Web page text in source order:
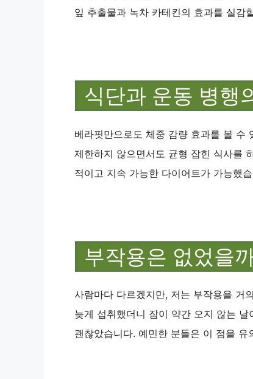
잎 추출물과 녹차 카테킨의 효과를 실감
식단과 운동 병행
베라핏만으로도 체중 감량 효과를 볼 수
제한하지 않으면서도 균형 잡힌 식사를
적이고 지속 가능한 다이어트가 가능했
부작용은 없었을
사람마다 다르겠지만, 저는 부작용을 거
늦게 섭취했더니 잠이 약간 오지 않는
괜찮았습니다. 예민한 분들은 이 점을 유